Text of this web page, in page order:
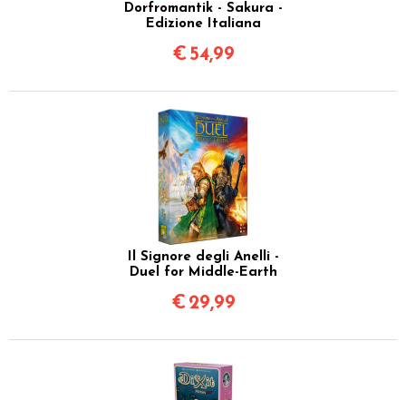
Dorfromantik - Sakura -
Edizione Italiana
€ 54,99
Il Signore degli Anelli -
Duel for Middle-Earth
€ 29,99